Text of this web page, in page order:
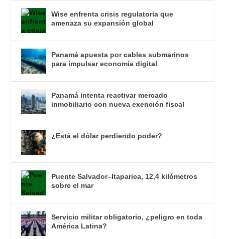
Wise enfrenta crisis regulatoria que
amenaza su expansión global
Panamá apuesta por cables submarinos
para impulsar economía digital
Panamá intenta reactivar mercado
inmobiliario con nueva exención fiscal
¿Está el dólar perdiendo poder?
Puente Salvador–Itaparica, 12,4 kilómetros
sobre el mar
Servicio militar obligatorio, ¿peligro en toda
América Latina?